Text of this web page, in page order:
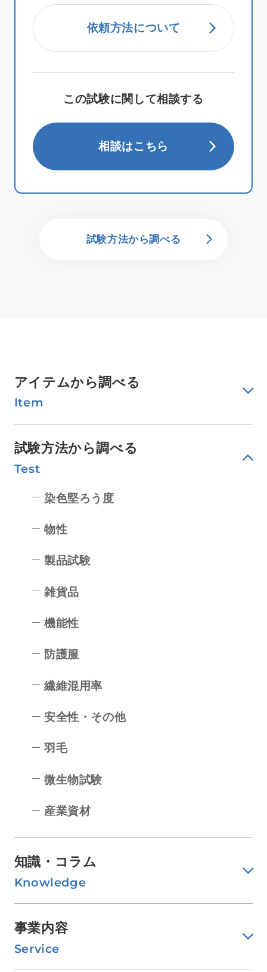
依頼方法について
この試験に関して相談する
相談はこちら
試験方法から調べる
アイテムから調べる
Item
試験方法から調べる
Test
染色堅ろう度
物性
製品試験
雑貨品
機能性
防護服
繊維混用率
安全性・その他
羽毛
微生物試験
産業資材
知識・コラム
Knowledge
事業内容
Service